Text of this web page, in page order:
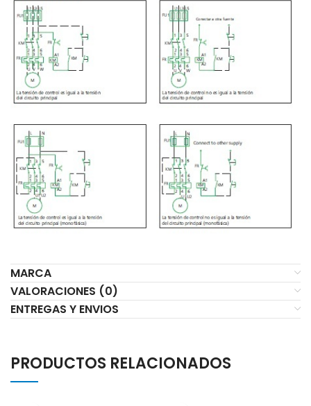
MARCA
VALORACIONES (0)
ENTREGAS Y ENVIOS
PRODUCTOS RELACIONADOS